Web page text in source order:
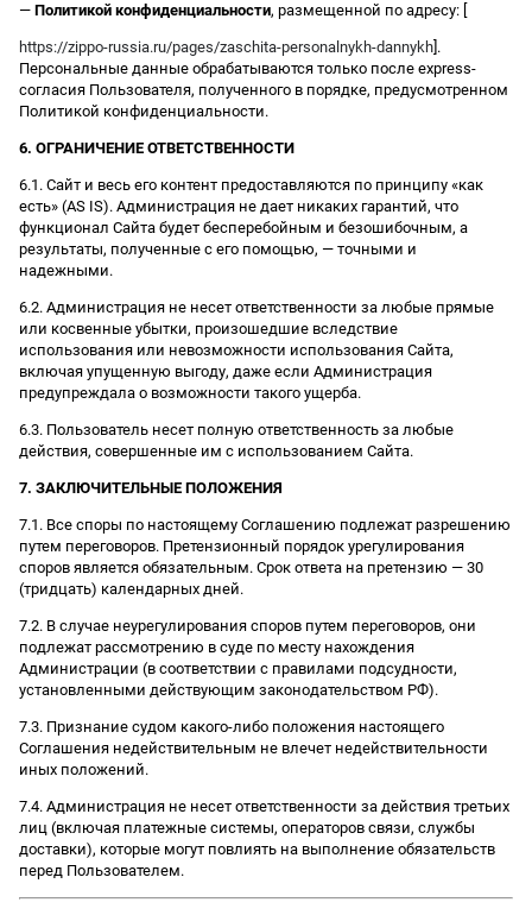
— Политикой конфиденциальности, размещенной по адресу: [
https://zippo-russia.ru/pages/zaschita-personalnykh-dannykh ].
Персональные данные обрабатываются только после express-
согласия Пользователя, полученного в порядке, предусмотренном
Политикой конфиденциальности.
6. ОГРАНИЧЕНИЕ ОТВЕТСТВЕННОСТИ
6.1. Сайт и весь его контент предоставляются по принципу «как
есть» (AS IS). Администрация не дает никаких гарантий, что
функционал Сайта будет бесперебойным и безошибочным, а
результаты, полученные с его помощью, — точными и
надежными.
6.2. Администрация не несет ответственности за любые прямые
или косвенные убытки, произошедшие вследствие
использования или невозможности использования Сайта,
включая упущенную выгоду, даже если Администрация
предупреждала о возможности такого ущерба.
6.3. Пользователь несет полную ответственность за любые
действия, совершенные им с использованием Сайта.
7. ЗАКЛЮЧИТЕЛЬНЫЕ ПОЛОЖЕНИЯ
7.1. Все споры по настоящему Соглашению подлежат разрешению
путем переговоров. Претензионный порядок урегулирования
споров является обязательным. Срок ответа на претензию — 30
(тридцать) календарных дней.
7.2. В случае неурегулирования споров путем переговоров, они
подлежат рассмотрению в суде по месту нахождения
Администрации (в соответствии с правилами подсудности,
установленными действующим законодательством РФ).
7.3. Признание судом какого-либо положения настоящего
Соглашения недействительным не влечет недействительности
иных положений.
7.4. Администрация не несет ответственности за действия третьих
лиц (включая платежные системы, операторов связи, службы
доставки), которые могут повлиять на выполнение обязательств
перед Пользователем.